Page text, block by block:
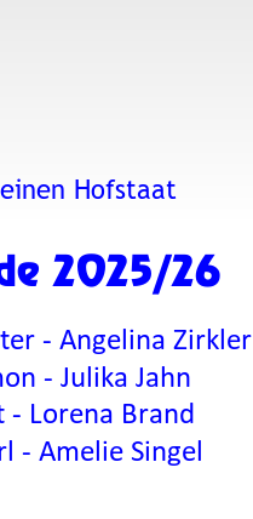
Hofstaat
2025/26
- Angelina Zirkler
- Julika Jahn
- Lorena Brand
- Amelie Singel